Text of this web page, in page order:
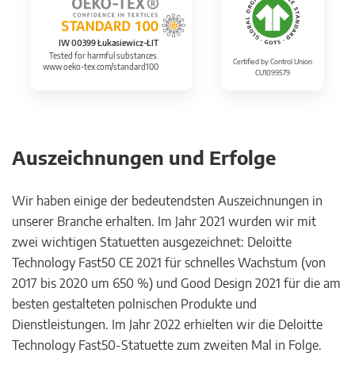
IW 00399 Łukasiewicz-ŁIT
Tested for harmful substances.
www.oeko-tex.com/standard100
Certified by Control Union
CU1099579
Auszeichnungen und Erfolge
Wir haben einige der bedeutendsten Auszeichnungen in
unserer Branche erhalten. Im Jahr 2021 wurden wir mit
zwei wichtigen Statuetten ausgezeichnet: Deloitte
Technology Fast50 CE 2021 für schnelles Wachstum (von
2017 bis 2020 um 650 %) und Good Design 2021 für die am
besten gestalteten polnischen Produkte und
Dienstleistungen. Im Jahr 2022 erhielten wir die Deloitte
Technology Fast50-Statuette zum zweiten Mal in Folge.